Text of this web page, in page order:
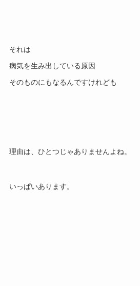
それは
病気を生み出している原因
そのものにもなるんですけれども
理由は、ひとつじゃありませんよね。
いっぱいあります。